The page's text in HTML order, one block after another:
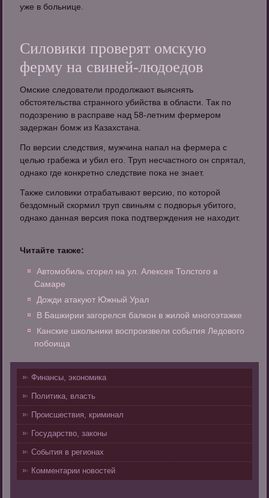
уже в больнице.
Силовики проверят омскую
ферму на свиней-людоедов
Омские следователи продолжают выяснять
обстоятельства странного убийства в области. Так по
подозрению в расправе над 58-летним фермером
задержан бомж из Казахстана.
По версии следствия, мужчина напал на фермера с
целью грабежа и убил его. Труп несчастного он спрятал,
однако где конкретно следствие пока не знает.
Также силовики отрабатывают версию, по которой
бездомный скормил труп свиньям с подворья убитого,
однако данная версия пока подтверждения не находит.
Читайте также:
Автомобиль сгорел на ул. Алексея Толстого в
Самаре
Дожди атакуют Южный Урал
В Башкирии загорелся балкон в жилой многоэтажке
Канские школьники воспроизвели события Ледового
побоища
Финансы, экономика
Политика, власть
Происшествия, криминал
Государство, законы
События в регионах
Комментарии новостей